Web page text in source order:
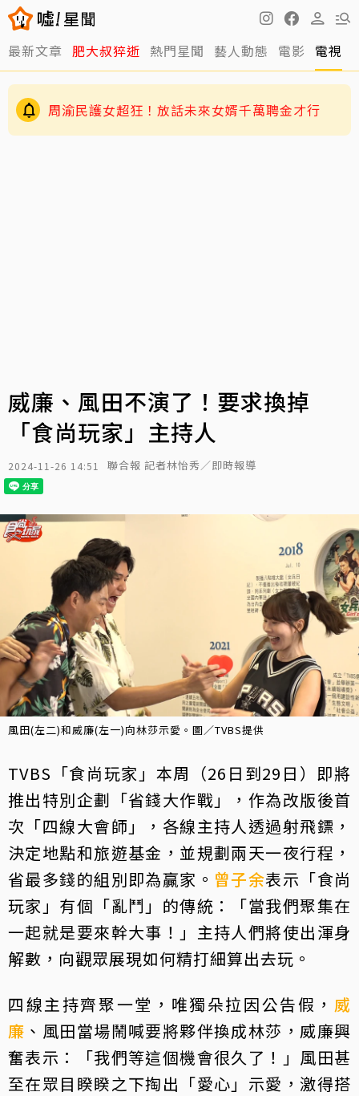
最新文章 肥大叔猝逝 熱門星聞 藝人動態 電影 電視
周渝民護女超狂！放話未來女婿千萬聘金才行
威廉、風田不演了！要求換掉
「食尚玩家」主持人
2024-11-26 14:51 聯合報 記者林怡秀／即時報導
風田(左二)和威廉(左一)向林莎示愛。圖／TVBS提供
TVBS「食尚玩家」本周（26日到29日）即將
推出特別企劃「省錢大作戰」，作為改版後首
次「四線大會師」，各線主持人透過射飛鏢，
決定地點和旅遊基金，並規劃兩天一夜行程，
省最多錢的組別即為贏家。 曾子余表示「食尚
玩家」有個「亂鬥」的傳統：「當我們聚集在
一起就是要來幹大事！」主持人們將使出渾身
解數，向觀眾展現如何精打細算出去玩。
四線主持齊聚一堂，唯獨朵拉因公告假， 威
廉 、風田當場鬧喊要將夥伴換成林莎，威廉興
奮表示：「我們等這個機會很久了！」風田甚
至在眾目睽睽之下掏出「愛心」示愛，激得搭